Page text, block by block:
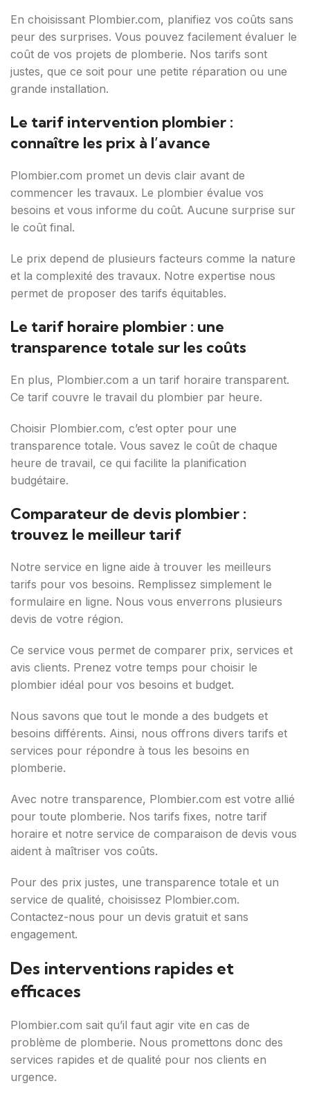
En choisissant Plombier.com, planifiez vos coûts sans
peur des surprises. Vous pouvez facilement évaluer le
coût de vos projets de plomberie. Nos tarifs sont
justes, que ce soit pour une petite réparation ou une
grande installation.
Le tarif intervention plombier :
connaître les prix à l’avance
Plombier.com promet un devis clair avant de
commencer les travaux. Le plombier évalue vos
besoins et vous informe du coût. Aucune surprise sur
le coût final.
Le prix depend de plusieurs facteurs comme la nature
et la complexité des travaux. Notre expertise nous
permet de proposer des tarifs équitables.
Le tarif horaire plombier : une
transparence totale sur les coûts
En plus, Plombier.com a un tarif horaire transparent.
Ce tarif couvre le travail du plombier par heure.
Choisir Plombier.com, c’est opter pour une
transparence totale. Vous savez le coût de chaque
heure de travail, ce qui facilite la planification
budgétaire.
Comparateur de devis plombier :
trouvez le meilleur tarif
Notre service en ligne aide à trouver les meilleurs
tarifs pour vos besoins. Remplissez simplement le
formulaire en ligne. Nous vous enverrons plusieurs
devis de votre région.
Ce service vous permet de comparer prix, services et
avis clients. Prenez votre temps pour choisir le
plombier idéal pour vos besoins et budget.
Nous savons que tout le monde a des budgets et
besoins différents. Ainsi, nous offrons divers tarifs et
services pour répondre à tous les besoins en
plomberie.
Avec notre transparence, Plombier.com est votre allié
pour toute plomberie. Nos tarifs fixes, notre tarif
horaire et notre service de comparaison de devis vous
aident à maîtriser vos coûts.
Pour des prix justes, une transparence totale et un
service de qualité, choisissez Plombier.com.
Contactez-nous pour un devis gratuit et sans
engagement.
Des interventions rapides et
efficaces
Plombier.com sait qu’il faut agir vite en cas de
problème de plomberie. Nous promettons donc des
services rapides et de qualité pour nos clients en
urgence.